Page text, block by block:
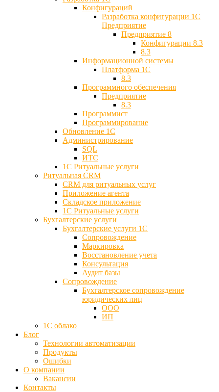
Конфигураций
Разработка конфигурации 1С
Предприятие
Предприятие 8
Конфигурации 8.3
8.3
Информационной системы
Платформа 1С
8.3
Программного обеспечения
Предприятие
8.3
Программист
Программирование
Обновление 1С
Администрирование
SQL
ИТС
1С Ритуальные услуги
Ритуальная CRM
CRM для ритуальных услуг
Приложение агента
Складское приложение
1С Ритуальные услуги
Бухгалтерские услуги
Бухгалтерские услуги 1С
Сопровождение
Маркировка
Восстановление учета
Консультация
Аудит базы
Cопровождение
Бухгалтерское сопровождение
юридических лиц
ООО
ИП
1С облако
Блог
Технологии автоматизации
Продукты
Ошибки
О компании
Вакансии
Контакты